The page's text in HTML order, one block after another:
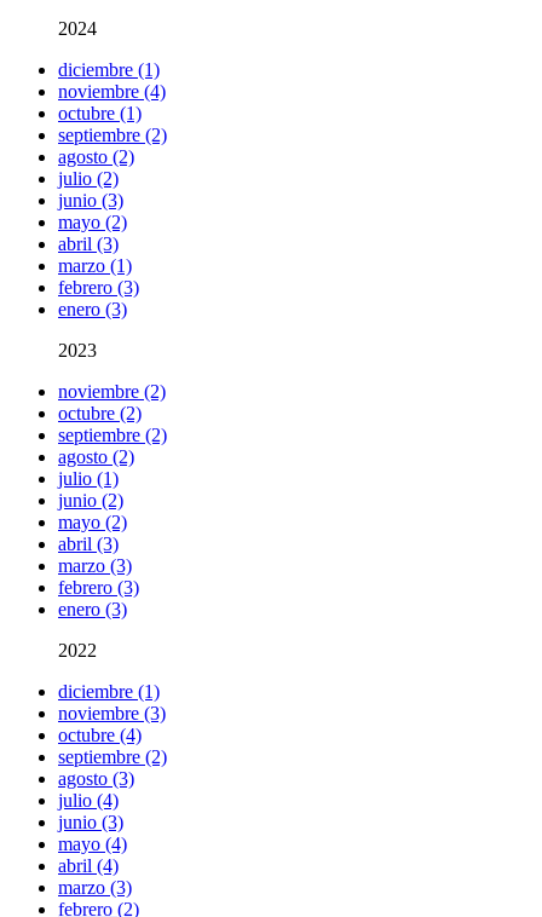
2024
diciembre (1)
noviembre (4)
octubre (1)
septiembre (2)
agosto (2)
julio (2)
junio (3)
mayo (2)
abril (3)
marzo (1)
febrero (3)
enero (3)
2023
noviembre (2)
octubre (2)
septiembre (2)
agosto (2)
julio (1)
junio (2)
mayo (2)
abril (3)
marzo (3)
febrero (3)
enero (3)
2022
diciembre (1)
noviembre (3)
octubre (4)
septiembre (2)
agosto (3)
julio (4)
junio (3)
mayo (4)
abril (4)
marzo (3)
febrero (2)